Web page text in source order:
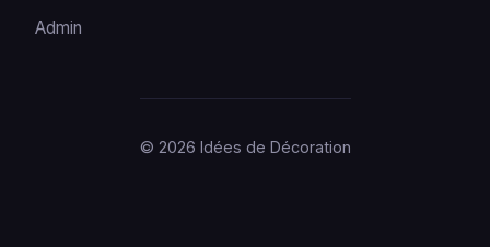
Admin
© 2026 Idées de Décoration